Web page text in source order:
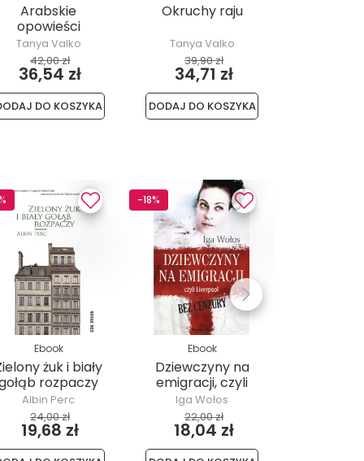
Arabskie
opowieści
Tanya Valko
42,00 zł
36,54 zł
DO KOSZYKA
Okruchy raju
Tanya Valko
39,90 zł
34,71 zł
DODAJ DO KOSZYKA
Ebook
żuk i biały
rozpaczy
Albin Perc
24,00 zł
19,68 zł
-18%
Ebook
Dziewczyny na
emigracji, czyli
Liverpool bez...
Iga Wołos
22,00 zł
18,04 zł